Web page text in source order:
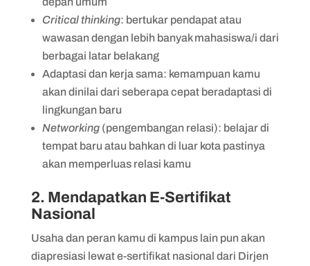
Critical thinking: bertukar pendapat atau
wawasan dengan lebih banyak mahasiswa/i dari
berbagai latar belakang
Adaptasi dan kerja sama: kemampuan kamu
akan dinilai dari seberapa cepat beradaptasi di
lingkungan baru
Networking(pengembangan relasi): belajar di
tempat baru atau bahkan di luar kota pastinya
akan memperluas relasi kamu
2. Mendapatkan E-Sertifikat
Nasional
Usaha dan peran kamu di kampus lain pun akan
diapresiasi lewat e-sertifikat nasional dari Dirjen